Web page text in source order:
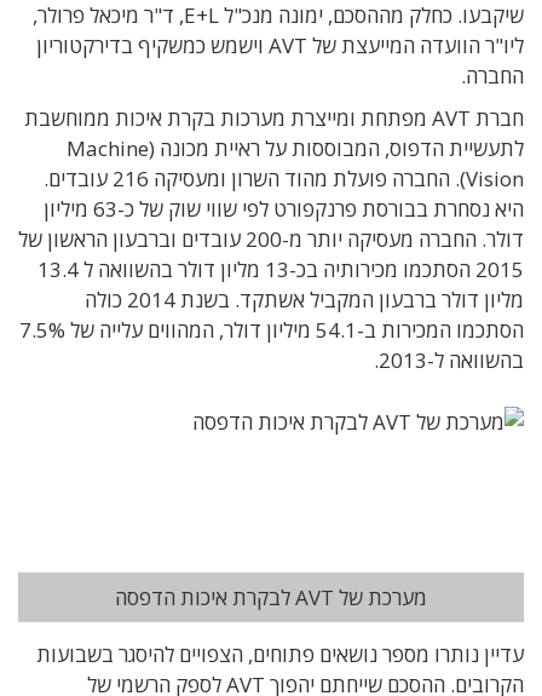
שיקבעו. כחלק מההסכם, ימונה מנכ"ל E+L, ד"ר מיכאל פרולר,
ליו"ר הוועדה המייעצת של AVT וישמש כמשקיף בדירקטוריון
החברה.
חברת AVT מפתחת ומייצרת מערכות בקרת איכות ממוחשבת
לתעשיית הדפוס, המבוססות על ראיית מכונה (Machine
Vision). החברה פועלת מהוד השרון ומעסיקה 216 עובדים.
היא נסחרת בבורסת פרנקפורט לפי שווי שוק של כ-63 מיליון
דולר. החברה מעסיקה יותר מ-200 עובדים וברבעון הראשון של
2015 הסתכמו מכירותיה בכ-13 מליון דולר בהשוואה ל 13.4
מליון דולר ברבעון המקביל אשתקד. בשנת 2014 כולה
הסתכמו המכירות ב-54.1 מיליון דולר, המהווים עלייה של 7.5%
בהשוואה ל-2013.
מערכת של AVT לבקרת איכות הדפסה
עדיין נותרו מספר נושאים פתוחים, הצפויים להיסגר בשבועות
הקרובים. ההסכם שייחתם יהפוך AVT לספק הרשמי של